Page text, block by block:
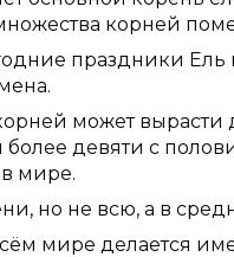
корней
праздники
может
более девяти с
мире.
но не всю, а в
мире делается